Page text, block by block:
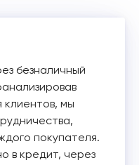
безналичный
мы
покупателя.
в кредит, через